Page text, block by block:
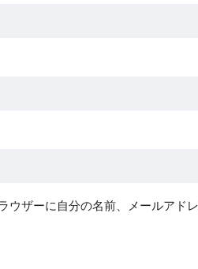
ウザーに自分の名前、メールアド